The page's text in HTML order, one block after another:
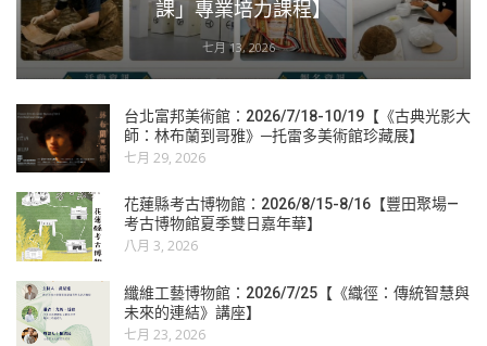
課」專業培力課程】
七月 13, 2026
台北富邦美術館：2026/7/18-10/19【《古典光影大
師：林布蘭到哥雅》─托雷多美術館珍藏展】
七月 29, 2026
花蓮縣考古博物館：2026/8/15-8/16【豐田聚場—
考古博物館夏季雙日嘉年華】
八月 3, 2026
纖維工藝博物館：2026/7/25【《織徑：傳統智慧與
未來的連結》講座】
七月 23, 2026